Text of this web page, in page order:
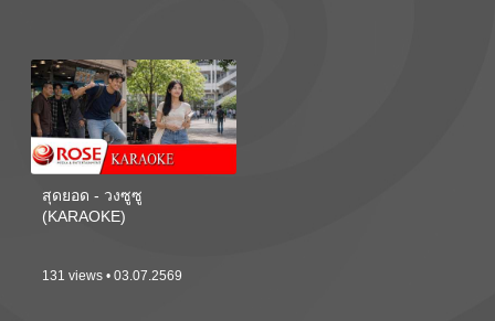
สุดยอด - วงซูซู
(KARAOKE)
131 views • 03.07.2569